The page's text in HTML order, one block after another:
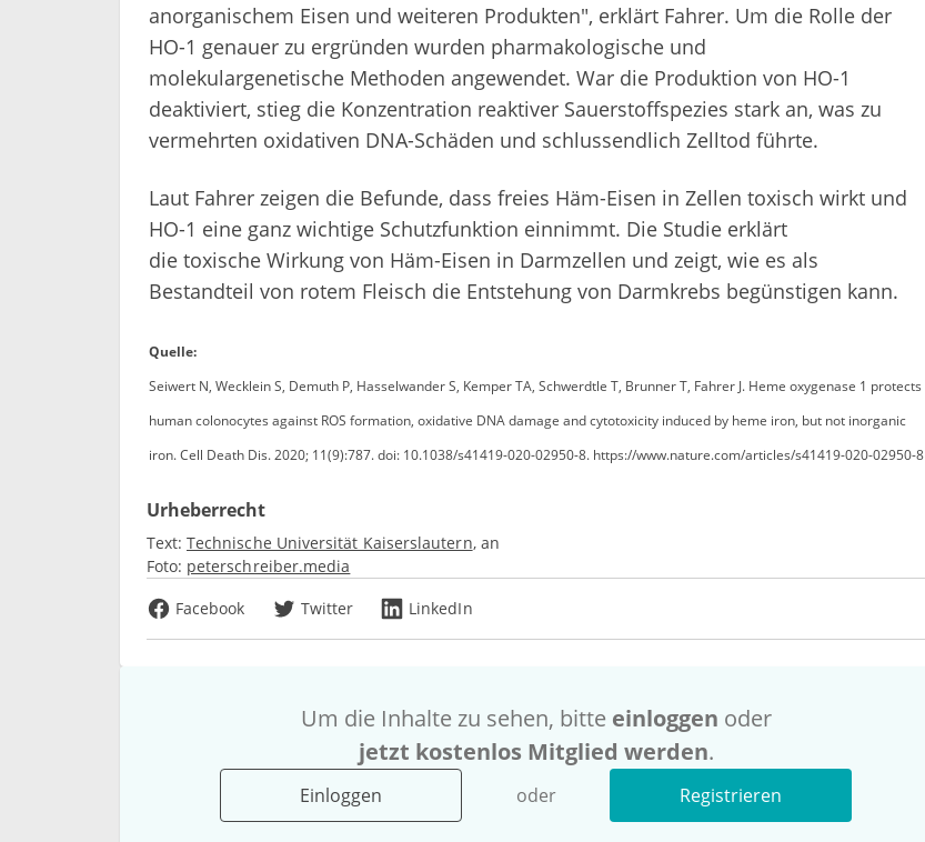
anorganischem Eisen und weiteren Produkten", erklärt Fahrer. Um die Rolle der
HO-1 genauer zu ergründen wurden pharmakologische und
molekulargenetische Methoden angewendet. War die Produktion von HO-1
deaktiviert, stieg die Konzentration reaktiver Sauerstoffspezies stark an, was zu
vermehrten oxidativen DNA-Schäden und schlussendlich Zelltod führte.
Laut Fahrer zeigen die Befunde, dass freies Häm-Eisen in Zellen toxisch wirkt und
HO-1 eine ganz wichtige Schutzfunktion einnimmt. Die Studie erklärt
die toxische Wirkung von Häm-Eisen in Darmzellen und zeigt, wie es als
Bestandteil von rotem Fleisch die Entstehung von Darmkrebs begünstigen kann.
Quelle:
Seiwert N, Wecklein S, Demuth P, Hasselwander S, Kemper TA, Schwerdtle T, Brunner T, Fahrer J. Heme oxygenase 1 protects
human colonocytes against ROS formation, oxidative DNA damage and cytotoxicity induced by heme iron, but not inorganic
iron. Cell Death Dis. 2020; 11(9):787. doi: 10.1038/s41419-020-02950-8. https://www.nature.com/articles/s41419-020-02950-8
Urheberrecht
Text: Technische Universität Kaiserslautern an
Foto: peterschreiber.media
Facebook
Twitter LinkedIn
Um die Inhalte zu sehen, bitte einloggen oder
jetzt kostenlos Mitglied werden.
Einloggen oder Registrieren